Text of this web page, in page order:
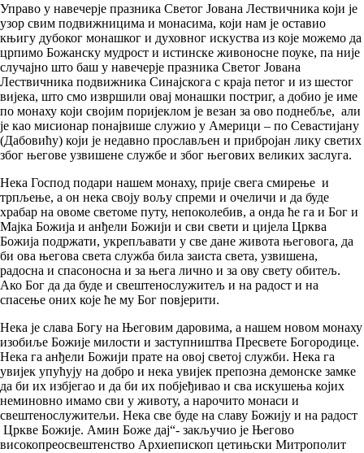
Управо у навечерје празника Светог Јована Лествичника који је
узор свим подвижницима и монасима, који нам је оставио
књигу дубоког монашког и духовног искуства из које можемо да
црпимо Божанску мудрост и истинске живоносне поуке, па није
случајно што баш у навечерје празника Светог Јована
Лествичника подвижника Синајскога с краја петог и из шестог
вијека, што смо извршили овај монашки постриг, а добио је име
по монаху који својим поријеклом је везан за ово поднебље, али
је као мисионар понајвише служио у Америци – по Севастијану
(Дабовићу) који је недавно прослављен и прибројан лику светих
због његове узвишене службе и због његових великих заслуга.
Нека Господ подари нашем монаху, прије свега смирење и
трпљење, а он нека своју вољу спреми и очеличи и да буде
храбар на овоме светоме путу, непоколебив, а онда ће га и Бог и
Мајка Божија и анђели Божији и сви свети и цијела Црква
Божија подржати, укрепљавати у све дане живота његовога, да
би ова његова света служба била заиста света, узвишена,
радосна и спасоносна и за њега лично и за ову свету обитељ.
Ако Бог да да буде и свештенослужитељ и на радост и на
спасење оних које ће му Бог повјерити.
Нека је слава Богу на Његовим даровима, а нашем новом монаху
изобиље Божије милости и заступништва Пресвете Богородице.
Нека га анђели Божији прате на овој светој служби. Нека га
увијек упућују на добро и нека увијек препозна демонске замке
да би их избјегао и да би их побјеђивао и сва искушења којих
неминовно имамо сви у животу, а нарочито монаси и
свештенослужитељи. Нека све буде на славу Божију и на радост
Цркве Божије. Амин Боже дај“- закључио је Његово
високопреосвештенство Архиепископ цетињски Митрополит